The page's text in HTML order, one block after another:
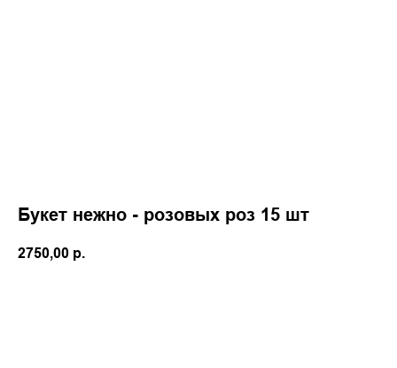
Букет нежно - розовых роз 15 шт
2750,00 р.